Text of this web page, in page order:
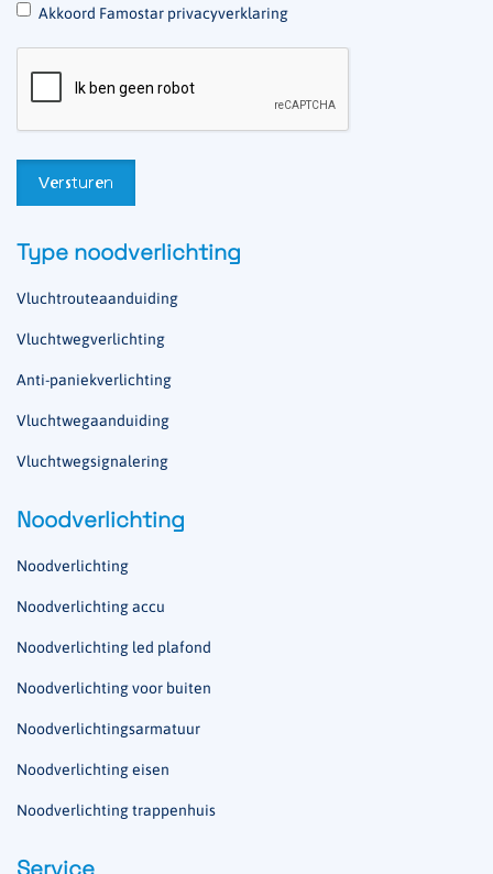
* Akkoord Famostar privacyverklaring
Type noodverlichting
Vluchtrouteaanduiding
Vluchtwegverlichting
Anti-paniekverlichting
Vluchtwegaanduiding
Vluchtwegsignalering
Noodverlichting
Noodverlichting
Noodverlichting accu
Noodverlichting led plafond
Noodverlichting voor buiten
Noodverlichtingsarmatuur
Noodverlichting eisen
Noodverlichting trappenhuis